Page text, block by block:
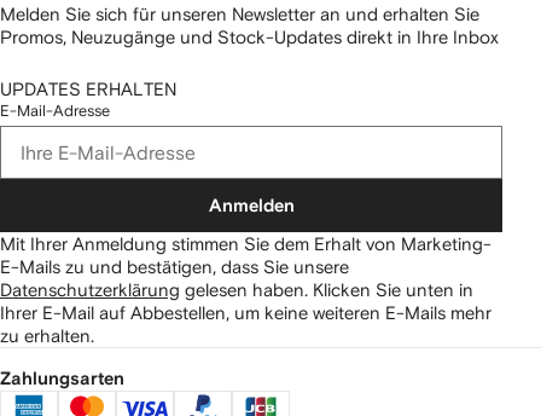
Melden Sie sich für unseren Newsletter an und erhalten Sie
Promos, Neuzugänge und Stock-Updates direkt in Ihre Inbox
UPDATES ERHALTEN
E-Mail-Adresse
Anmelden
Mit Ihrer Anmeldung stimmen Sie dem Erhalt von Marketing-
E-Mails zu und bestätigen, dass Sie unsere
Datenschutzerklärung gelesen haben. Klicken Sie unten in
Ihrer E-Mail auf Abbestellen, um keine weiteren E-Mails mehr
zu erhalten.
Zahlungsarten